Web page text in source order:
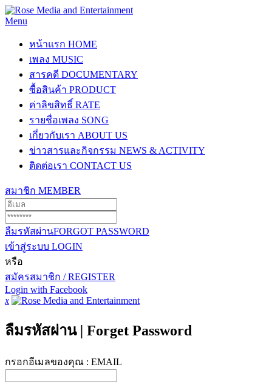
Menu
หน้าแรก HOME
เพลง MUSIC
สารคดี DOCUMENTARY
ซื้อสินค้า PRODUCT
ค่าลิขสิทธิ์ RATE
รายชื่อเพลง SONG
เกี่ยวกับเรา ABOUT US
ข่าวสารและกิจกรรม NEWS & ACTIVITY
ติดต่อเรา CONTACT US
สมาชิก MEMBER
ลืมรหัสผ่านFORGOT PASSWORD
เข้าสู่ระบบ LOGIN
หรือ
สมัครสมาชิก / REGISTER
Login with Facebook
x
ลืมรหัสผ่าน | Forget Password
กรอกอีเมลของคุณ : EMAIL